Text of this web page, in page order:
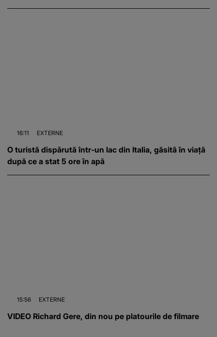
16:11 EXTERNE
O turistă dispărută într-un lac din Italia, găsită în viață
după ce a stat 5 ore în apă
15:56 EXTERNE
VIDEO Richard Gere, din nou pe platourile de filmare